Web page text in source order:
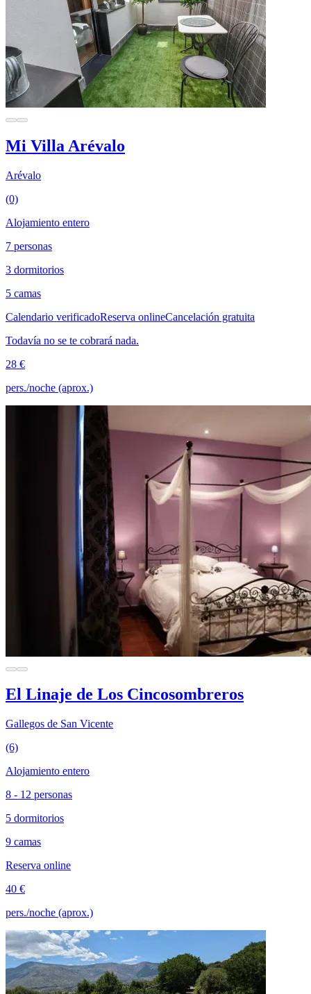
Mi Villa Arévalo
Arévalo
(0)
Alojamiento entero
7 personas
3 dormitorios
5 camas
Calendario verificadoReserva onlineCancelación gratuita
Todavía no se te cobrará nada.
28 €
pers./noche (aprox.)
El Linaje de Los Cincosombreros
Gallegos de San Vicente
(6)
Alojamiento entero
8 - 12 personas
5 dormitorios
9 camas
Reserva online
40 €
pers./noche (aprox.)